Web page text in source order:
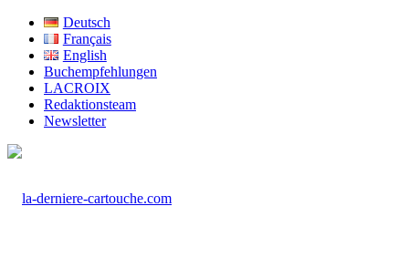
Deutsch
Français
English
Buchempfehlungen
LACROIX
Redaktionsteam
Newsletter